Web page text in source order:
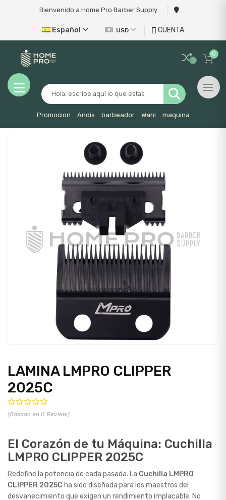
Bienvenido a Home Pro Barber Supply
Español USD CUENTA
Promocion Andis barbeador Wahl maquina
0
0
LAMINA LMPRO CLIPPER
2025C
(Basado en 0 Review)
El Corazón de tu Máquina: Cuchilla
LMPRO CLIPPER 2025C
Redefine la potencia de cada pasada. La Cuchilla LMPRO
CLIPPER 2025C ha sido diseñada para los maestros del
desvanecimiento que exigen un rendimiento implacable. No